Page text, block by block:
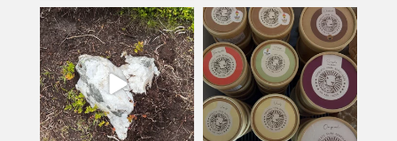
kullanslycka
Jul 9
kullanslycka
Jun 24